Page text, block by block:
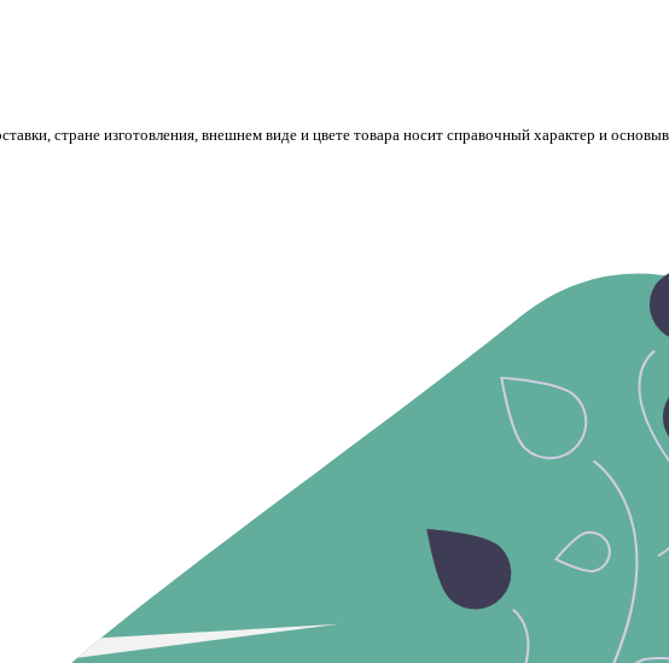
стране изготовления, внешнем виде и цвете товара носит справочный характер и